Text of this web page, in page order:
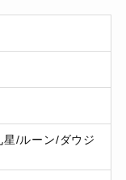
/ルーン/ダウジ